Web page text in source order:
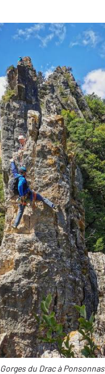
Gorges du Drac à Ponsonnas